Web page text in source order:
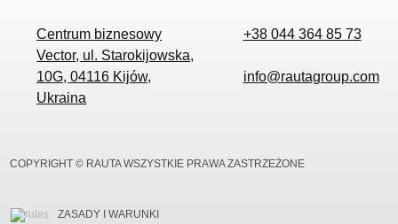
Centrum biznesowy
Vector, ul. Starokijowska,
10G, 04116 Kijów,
Ukraina
+38 044 364 85 73
info@rautagroup.com
COPYRIGHT © RAUTA WSZYSTKIE PRAWA ZASTRZEŻONE
ZASADY I WARUNKI